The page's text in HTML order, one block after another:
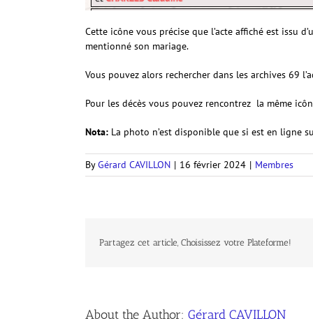
Cette icône vous précise que l’acte affiché est issu
mentionné son mariage.
Vous pouvez alors rechercher dans les archives 69
Pour les décès vous pouvez rencontrez la même
Nota: La photo n’est disponible que si est en ligne
ByGérard CAVILLON | 16 février 2024 | Membres
Partagez cet article, Choisissez votre Plateforme!
About the Author: Gérard CAVILLON